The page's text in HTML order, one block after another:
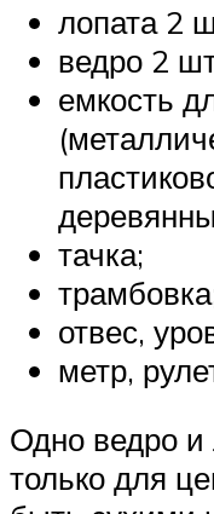
лопата 2
ведро 2
емкость
тачка;
отвес,
метр,
Одно ведро и
только для